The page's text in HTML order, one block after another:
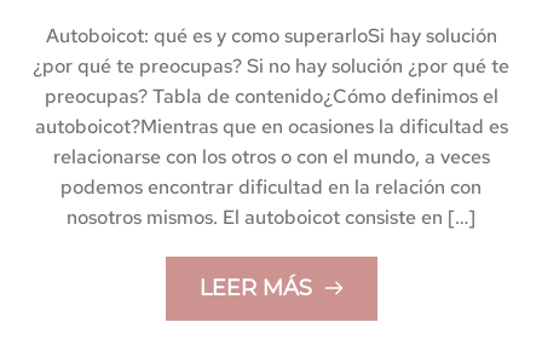
Autoboicot: qué es y como superarloSi hay solución
¿por qué te preocupas? Si no hay solución ¿por qué te
preocupas? Tabla de contenido¿Cómo definimos el
autoboicot?Mientras que en ocasiones la dificultad es
relacionarse con los otros o con el mundo, a veces
podemos encontrar dificultad en la relación con
nosotros mismos. El autoboicot consiste en […]
LEER MÁS